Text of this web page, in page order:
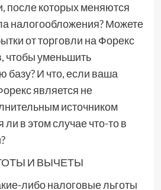
после которых меняются
налогообложения? Можете
от торговли на Форекс
чтобы уменьшить
базу? И что, если ваша
является не
источником
в этом случае что-то в
И ВЫЧЕТЫ
либо налоговые льготы